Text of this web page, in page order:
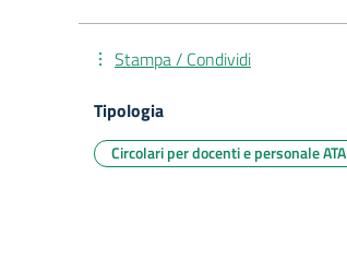
Stampa / Condividi
Tipologia
Circolari per docenti e personale ATA